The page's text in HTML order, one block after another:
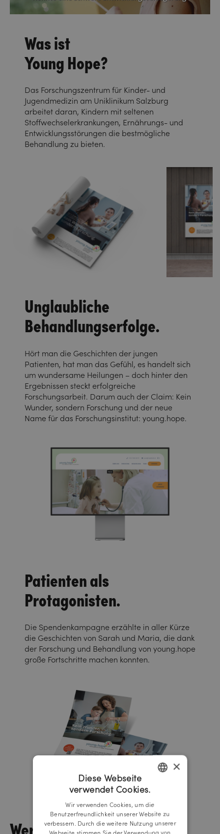
Was ist
Young Hope?
Das Forschungszentrum für Kinder- und
Jugendmedizin am Uniklinikum Salzburg
arbeitet daran, Kindern mit seltenen
Stoffwechselerkrankungen, Ernährungs- und
Entwicklungsstörungen die bestmögliche
Behandlung zu bieten.
Unglaubliche
Behandlungserfolge.
Hört man die Geschichten der jungen
Patienten, hat man das Gefühl, es handelt sich
um wundersame Heilungen – doch hinter den
Ergebnissen steckt erfolgreiche
Forschungsarbeit. Darum auch der Claim: Kein
Wunder, sondern Forschung und der neue
Name für das Forschungsinstitut: young.hope.
Patienten als
Protagonisten.
Die Spendenkampagne erzählte in aller Kürze
die Geschichten von Sarah und Maria, die dank
der Forschung und Behandlung von young.hope
große Fortschritte machen konnten.
Werbemittel
GERMAN
×
Diese Webseite
verwendet Cookies.
Wir verwenden Cookies, um die
Benutzerfreundlichkeit unserer Website zu
verbessern. Durch die weitere Nutzung unserer
Webseite stimmen Sie der Verwendung von